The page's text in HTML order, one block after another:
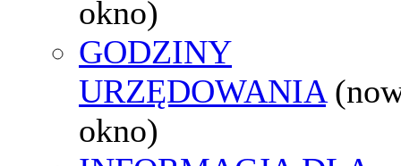
okno)
GODZINY
URZĘDOWANIA
okno)